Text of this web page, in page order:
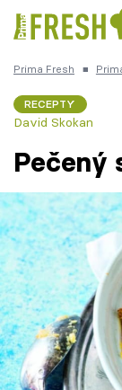
Česká kuchyně
Témata
Recepty
Články
TV
Prima Fresh ■
RECEPTY
David Skokan
Pečený